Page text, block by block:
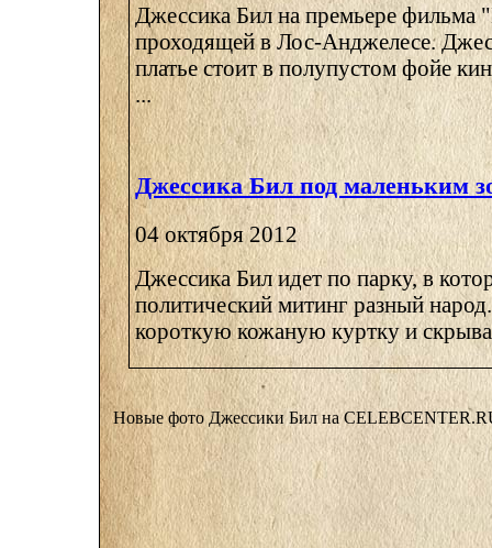
Джессика Бил на премьере
проходящей в Лос-Анджелесе.
платье стоит в полупустом фойе
...
Джессика Бил под маленьким
04 октября 2012
Джессика Бил идет по парку, в
политический митинг разный
короткую кожаную куртку и
Новые фото Джессики Бил на